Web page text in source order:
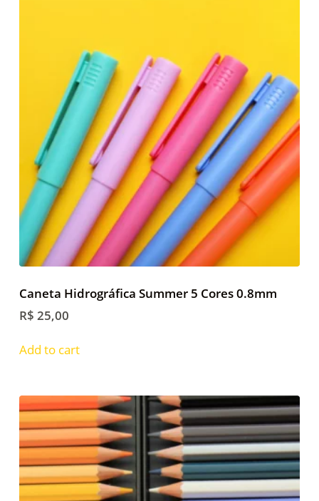
Caneta Hidrográfica Summer 5 Cores 0.8mm
R$ 25,00
Add to cart